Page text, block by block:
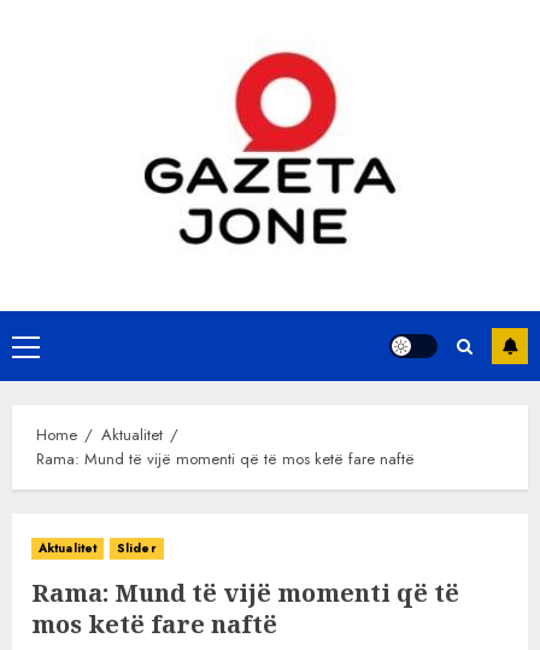
Primary
Menu
Home
Aktualitet
Rama: Mund të vijë momenti që të mos ketë fare naftë
Aktualitet Slider
Rama: Mund të vijë momenti që të
mos ketë fare naftë